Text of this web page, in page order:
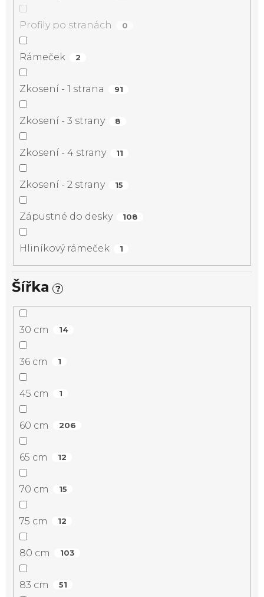
Profily po stranách 0
Rámeček 2
Zkosení - 1 strana 91
Zkosení - 3 strany 8
Zkosení - 4 strany 11
Zkosení - 2 strany 15
Zápustné do desky 108
Hliníkový rámeček 1
Šířka ?
30 cm 14
36 cm 1
45 cm 1
60 cm 206
65 cm 12
70 cm 15
75 cm 12
80 cm 103
83 cm 51